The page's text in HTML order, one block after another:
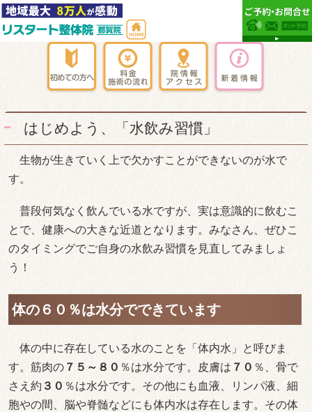
はじめよう、「水飲み習慣」
生物が生きていく上で欠かすことができないのが水で
す。
普段何気なく飲んでいる水ですが、実は意識的に飲むこ
とで、健康への大きな近道となります。みなさん、ぜひこ
のタイミングでご自身の水飲み習慣を見直してみましょ
う！
体の６０％は水分でできています
体の中に存在している水のことを「体内水」と呼びま
す。筋肉の ７５～８０ ％は水分です。皮膚は ７０ ％、骨で
さえ約 ３０ ％は水分です。その他にも血液、リンパ液、細
胞やの間、脳や脊髄などにも体内水は存在します。その体